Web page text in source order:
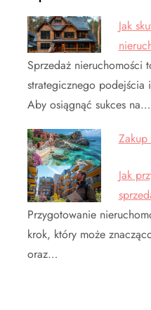
Jak
Sprzedaż nieruchomości
strategicznego podejścia
Aby osiągnąć sukces na…
Jak
Przygotowanie
krok, który może
oraz…